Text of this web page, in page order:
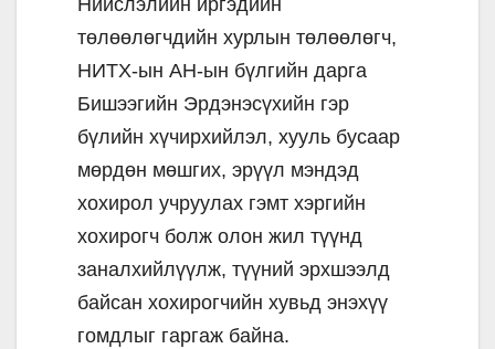
төлөөлөгчдийн хурлын төлөөлөгч,
НИТХ-ын АН-ын бүлгийн дарга
Бишээгийн Эрдэнэсүхийн гэр
бүлийн хүчирхийлэл, хууль бусаар
мөрдөн мөшгих, эрүүл мэндэд
хохирол учруулах гэмт хэргийн
хохирогч болж олон жил түүнд
заналхийлүүлж, түүний эрхшээлд
байсан хохирогчийн хувьд энэхүү
гомдлыг гаргаж байна.